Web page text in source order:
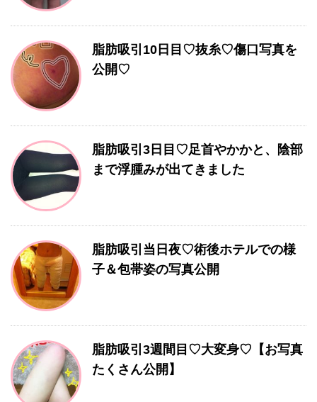
脂肪吸引10日目♡抜糸♡傷口写真を
公開♡
脂肪吸引3日目♡足首やかかと、陰部
まで浮腫みが出てきました
脂肪吸引当日夜♡術後ホテルでの様
子＆包帯姿の写真公開
脂肪吸引3週間目♡大変身♡【お写真
たくさん公開】